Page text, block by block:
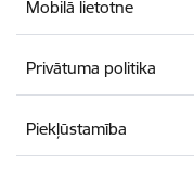
Mobilā lietotne
Privātuma politika
Piekļūstamība